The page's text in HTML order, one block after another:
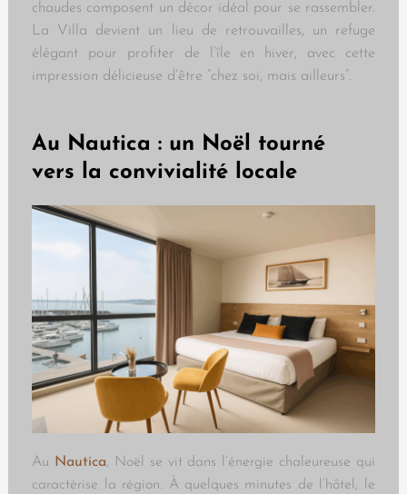
chaudes composent un décor idéal pour se rassembler.
La Villa devient un lieu de retrouvailles, un refuge
élégant pour profiter de l’île en hiver, avec cette
impression délicieuse d’être “chez soi, mais ailleurs”.
Au Nautica : un Noël tourné
vers la convivialité locale
Au Nautica, Noël se vit dans l’énergie chaleureuse qui
caractérise la région. À quelques minutes de l’hôtel, le